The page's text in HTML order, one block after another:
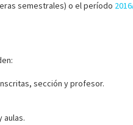
semestrales) o el período
sección y profesor.
aulas.